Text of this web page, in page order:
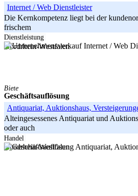
Internet / Web Dienstleister
Die Kernkompetenz liegt bei der
frischem
-----
Nordrhein-Westfalen
Dienstleistung
Biete
Geschäftsauflösung
Antiquariat, Auktionshaus,
Alteingesessenes Antiquariat und
oder auch
-----
Nordrhein-Westfalen
Handel